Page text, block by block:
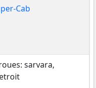
Cab
sarvara,